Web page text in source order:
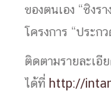
ของตนเอง “ชิง
โครงการ “ประ
ติดตามรายละเ
ได้ที่http://